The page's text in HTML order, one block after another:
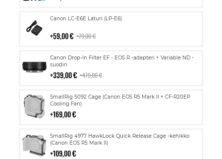
Canon LC-E6E Laturi (LP-E6)
59,00 € 79,00 €
Lisää
Canon Drop-In Filter EF - EOS R -adapteri + Variable ND -
suodin
339,00 € 479,00 €
Lisää
ostoskoriin
SmallRig 5092 Cage (Canon EOS R5 Mark II + CF-R20EP
Cooling Fan)
169,00 €
Lisää
ostoskoriin
SmallRig 4977 HawkLock Quick Release Cage -kehikko
(Canon EOS R5 Mark II)
109,00 €
Lisää
ostoskoriin